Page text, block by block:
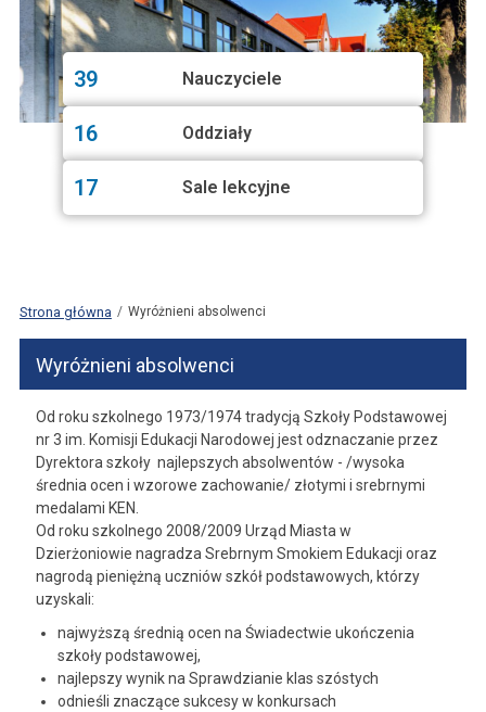
39 Nauczyciele
16 Oddziały
17 Sale lekcyjne
Strona główna Wyróżnieni absolwenci
Wyróżnieni absolwenci
Od roku szkolnego 1973/1974 tradycją Szkoły Podstawowej
nr 3 im. Komisji Edukacji Narodowej jest odznaczanie przez
Dyrektora szkoły najlepszych absolwentów - /wysoka
średnia ocen i wzorowe zachowanie/ złotymi i srebrnymi
medalami KEN.
Od roku szkolnego 2008/2009 Urząd Miasta w
Dzierżoniowie nagradza Srebrnym Smokiem Edukacji oraz
nagrodą pieniężną uczniów szkół podstawowych, którzy
uzyskali:
najwyższą średnią ocen na Świadectwie ukończenia
szkoły podstawowej,
najlepszy wynik na Sprawdzianie klas szóstych
odnieśli znaczące sukcesy w konkursach